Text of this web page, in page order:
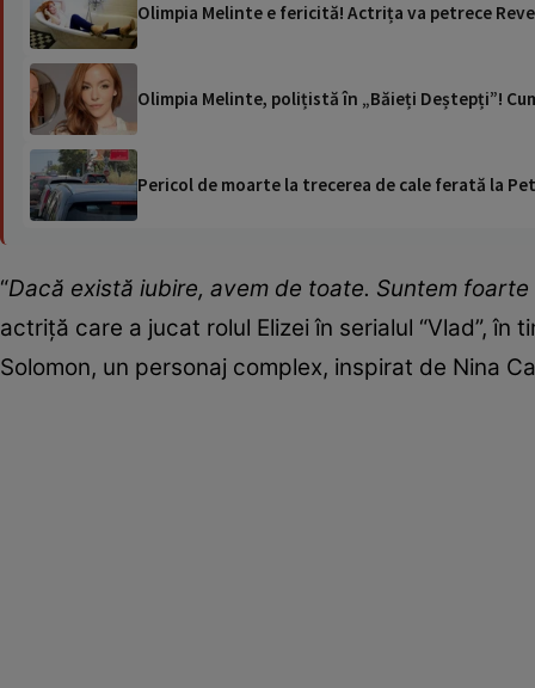
Olimpia Melinte e fericită! Actrița va petrece
Olimpia Melinte, polițistă în „Băieți Deștepți”!
Pericol de moarte la trecerea de cale ferată la
“Dacă există iubire, avem de toate. Suntem
actriță care a jucat rolul Elizei în serialul “Vlad”, în
Solomon, un personaj complex, inspirat de Nina